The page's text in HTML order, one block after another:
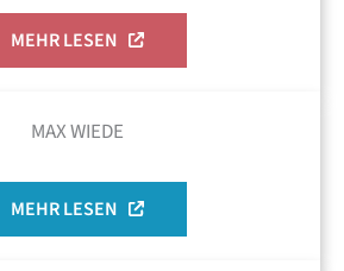
MEHR LESEN
MAX WIEDE
MEHR LESEN